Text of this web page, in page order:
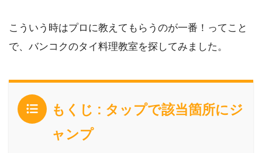
こういう時はプロに教えてもらうのが一番！ってこと
で、バンコクのタイ料理教室を探してみました。
もくじ : タップで該当箇所にジ
ャンプ